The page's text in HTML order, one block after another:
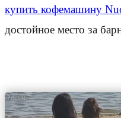
купить кофемашину
достойное место за